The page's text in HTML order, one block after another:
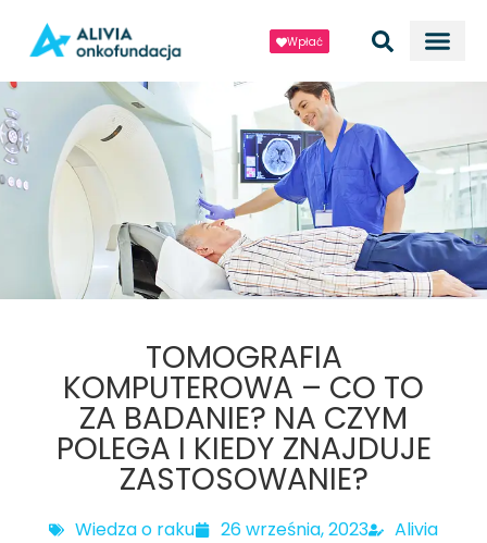
Wpłać
TOMOGRAFIA
KOMPUTEROWA – CO TO
ZA BADANIE? NA CZYM
POLEGA I KIEDY ZNAJDUJE
ZASTOSOWANIE?
Wiedza o raku 26 września, 2023
Alivia